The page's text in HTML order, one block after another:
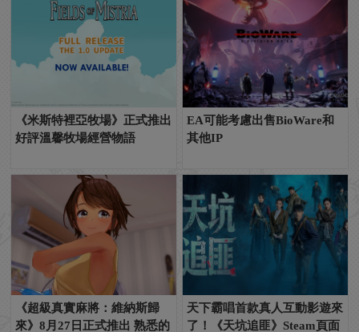
《米斯特裡亞牧場》正式推出
好評溫馨牧場經營物語
EA可能考慮出售BioWare和
其他IP
《超級真實麻將：維納斯歸
來》8月27日正式推出 熟悉的
天下霸唱首款真人互動影遊來
了！《天坑追匪》Steam頁面